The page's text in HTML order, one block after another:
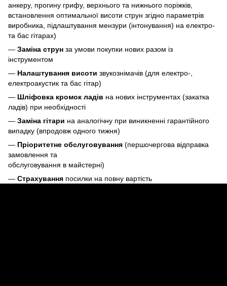
анкеру, прогину грифу, верхнього та нижнього поріжків,
встановлення оптимальної висоти струн згідно параметрів
виробника, підлаштування мензури (інтонування) на електро-
та бас гітарах)
— Заміна струн за умови покупки нових разом із
інструментом
— Налаштування висоти звукознімачів (для електро-,
електроакустик та бас гітар)
— Шліфовка кромок ладів на нових інструментах (закатка
ладів) при необхідності
— Заміна гітари на аналогічну при виникненні гарантійного
випадку (впродовж одного тижня)
— Пріоритетне обслуговування (першочергова відправка
замовлення та
обслуговування в майстерні)
— Страхування посилки на повну вартість